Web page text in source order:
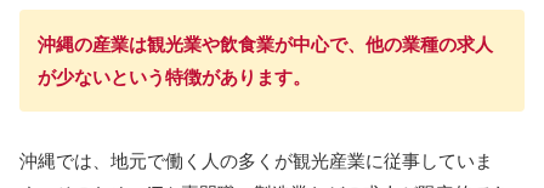
沖縄の産業は観光業や飲食業が中心で、他の業種の求人
が少ないという特徴があります。
沖縄では、地元で働く人の多くが観光産業に従事していま